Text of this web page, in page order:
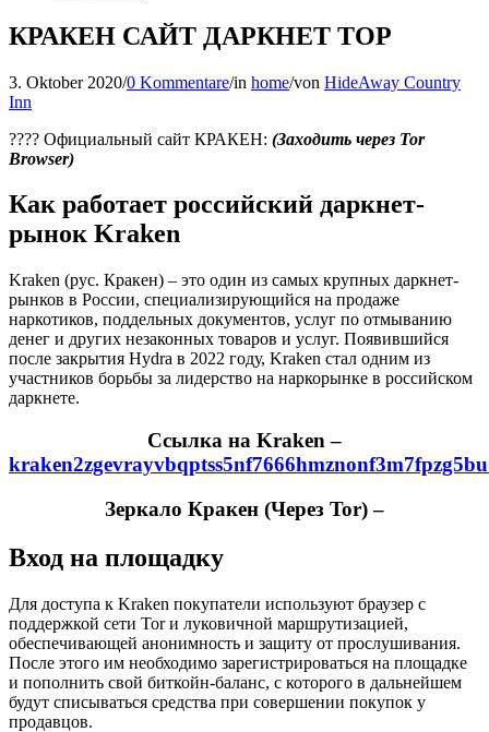
КРАКЕН САЙТ ДАРКНЕТ ТОР
3. Oktober 2020/0 Kommentare/in home/von HideAway Country
Inn
???? Официальный сайт КРАКЕН: (Заходить через Tor
Browser)
Как работает российский даркнет-
рынок Kraken
Kraken (рус. Кракен) – это один из самых крупных даркнет-
рынков в России, специализирующийся на продаже
наркотиков, поддельных документов, услуг по отмыванию
денег и других незаконных товаров и услуг. Появившийся
после закрытия Hydra в 2022 году, Kraken стал одним из
участников борьбы за лидерство на наркорынке в российском
даркнете.
Cсылка на Kraken –
Зеркало Кракен (Через Tor) –
Вход на площадку
Для доступа к Kraken покупатели используют браузер с
поддержкой сети Tor и луковичной маршрутизацией,
обеспечивающей анонимность и защиту от прослушивания.
После этого им необходимо зарегистрироваться на площадке
и пополнить свой биткойн-баланс, с которого в дальнейшем
будут списываться средства при совершении покупок у
продавцов.